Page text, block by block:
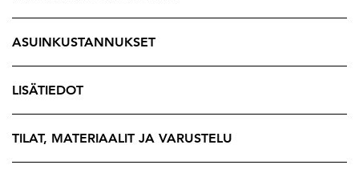
Tämä koti on erinomainen valinta niille, jotka
arvostavat sujuvaa arkea ja Turun keskustan
monipuolisia mahdollisuuksia. Mahdollista ostaa
varastohuone.
ASUINKUSTANNUKSET
LISÄTIEDOT
TILAT, MATERIAALIT JA VARUSTELU